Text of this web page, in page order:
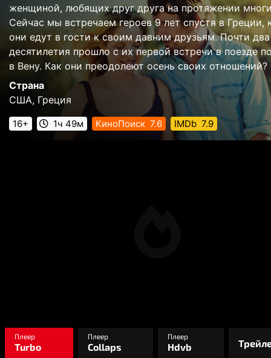
женщиной, любящих друг друга на протяжении
Сейчас мы встречаем героев 9 лет спустя в Греции,
они едут в гости к своим давним друзьям. Почти два
десятилетия прошло с их первой встречи в поезде
в Вену. Как они преодолеют осень своих отношений?
Страна
США, Греция
16+ 1ч 49м КиноПоиск 7.6 IMDb 7.9